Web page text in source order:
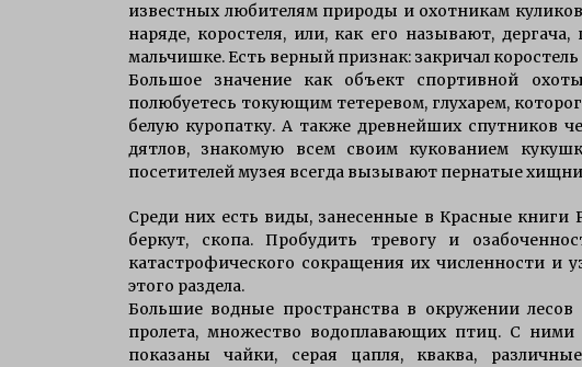
известных любителям природы и охотникам
наряде, коростеля, или, как его называют,
мальчишке. Есть верный признак: закричал коростель
Большое значение как объект спортивной
полюбуетесь токующим тетеревом, глухарем,
белую куропатку. А также древнейших спутников
дятлов, знакомую всем своим кукованием
посетителей музея всегда вызывают пернатые
Среди них есть виды, занесенные в Красные книги
беркут, скопа. Пробудить тревогу и
катастрофического сокращения их численности и
этого раздела.
Большие водные пространства в окружении
пролета, множество водоплавающих птиц. С ними
показаны чайки, серая цапля, кваква,